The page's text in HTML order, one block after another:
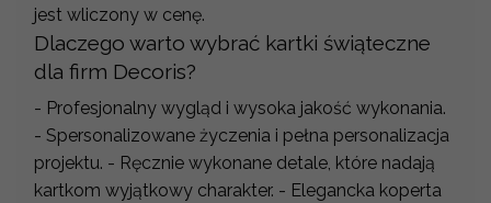
jest wliczony w cenę.
Dlaczego warto wybrać kartki świąteczne
dla firm Decoris?
- Profesjonalny wygląd i wysoka jakość wykonania.
- Spersonalizowane życzenia i pełna personalizacja
projektu. - Ręcznie wykonane detale, które nadają
kartkom wyjątkowy charakter. - Elegancka koperta